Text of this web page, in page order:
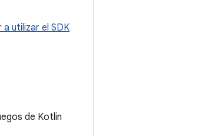
utilizar el SDK
de Kotlin